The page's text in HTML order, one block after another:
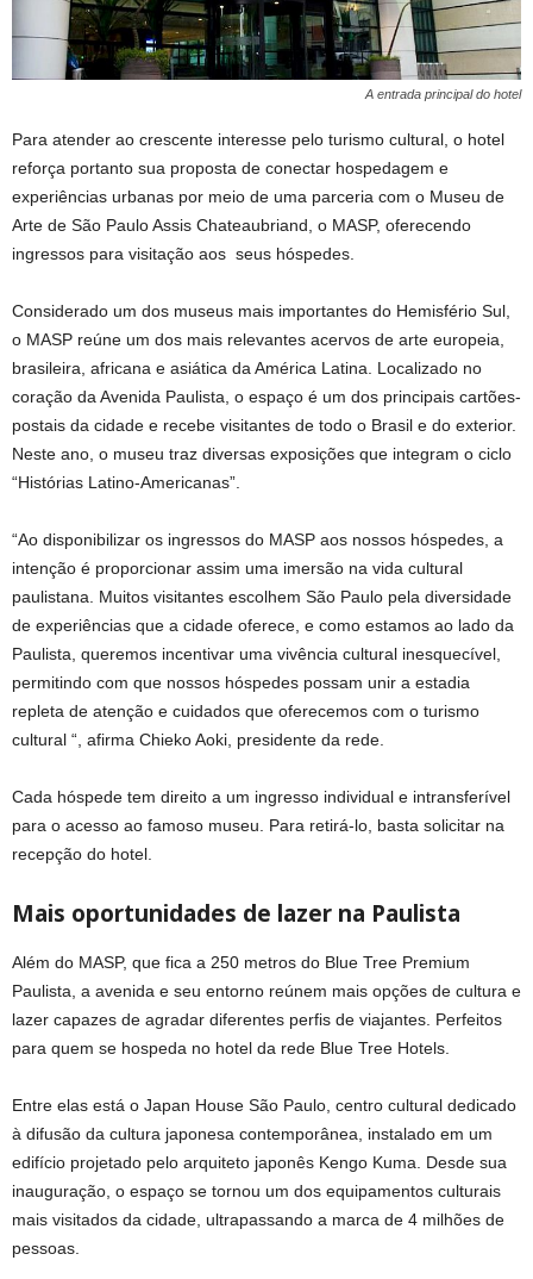
A entrada principal do hotel
Para atender ao crescente interesse pelo turismo cultural, o hotel
reforça portanto sua proposta de conectar hospedagem e
experiências urbanas por meio de uma parceria com o Museu de
Arte de São Paulo Assis Chateaubriand, o MASP, oferecendo
ingressos para visitação aos seus hóspedes.
Considerado um dos museus mais importantes do Hemisfério Sul,
o MASP reúne um dos mais relevantes acervos de arte europeia,
brasileira, africana e asiática da América Latina. Localizado no
coração da Avenida Paulista, o espaço é um dos principais cartões-
postais da cidade e recebe visitantes de todo o Brasil e do exterior.
Neste ano, o museu traz diversas exposições que integram o ciclo
“Histórias Latino-Americanas”.
“Ao disponibilizar os ingressos do MASP aos nossos hóspedes, a
intenção é proporcionar assim uma imersão na vida cultural
paulistana. Muitos visitantes escolhem São Paulo pela diversidade
de experiências que a cidade oferece, e como estamos ao lado da
Paulista, queremos incentivar uma vivência cultural inesquecível,
permitindo com que nossos hóspedes possam unir a estadia
repleta de atenção e cuidados que oferecemos com o turismo
cultural “, afirma Chieko Aoki, presidente da rede.
Cada hóspede tem direito a um ingresso individual e intransferível
para o acesso ao famoso museu. Para retirá-lo, basta solicitar na
recepção do hotel.
Mais oportunidades de lazer na Paulista
Além do MASP, que fica a 250 metros do Blue Tree Premium
Paulista, a avenida e seu entorno reúnem mais opções de cultura e
lazer capazes de agradar diferentes perfis de viajantes. Perfeitos
para quem se hospeda no hotel da rede Blue Tree Hotels.
Entre elas está o Japan House São Paulo, centro cultural dedicado
à difusão da cultura japonesa contemporânea, instalado em um
edifício projetado pelo arquiteto japonês Kengo Kuma. Desde sua
inauguração, o espaço se tornou um dos equipamentos culturais
mais visitados da cidade, ultrapassando a marca de 4 milhões de
pessoas.